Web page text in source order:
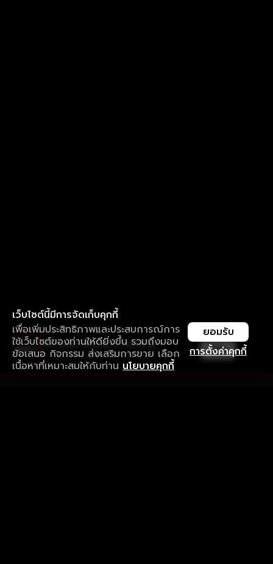
เว็บไซต์นี้มีการจัดเก็บคุกกี้
เพื่อเพิ่มประสิทธิภาพและประสบการณ์การ
ใช้เว็บไซต์ของท่านให้ดียิ่งขึ้น รวมถึงมอบ
ข้อเสนอ กิจกรรม ส่งเสริมการขาย เลือก
เนื้อหาที่เหมาะสมให้กับท่าน นโยบายคุกกี้
การตั้งค่าคุกกี้
ยอมรับ
ใช้งานแอป ลื่นไหลกว่า ไม่มีสะดุด
ดาวน์โหลดแอปเพื่อการรับชมที่ดีกว่า เปิด